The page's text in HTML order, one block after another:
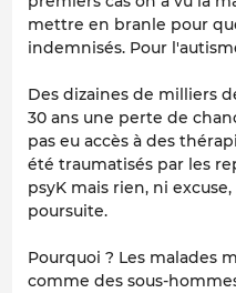
mettre en branle pour
indemnisés. Pour
Des dizaines de milliers
30 ans une perte de
pas eu accès à des
été traumatisés par les
psyK mais rien, ni
poursuite.
Pourquoi ? Les malades
comme des sous-